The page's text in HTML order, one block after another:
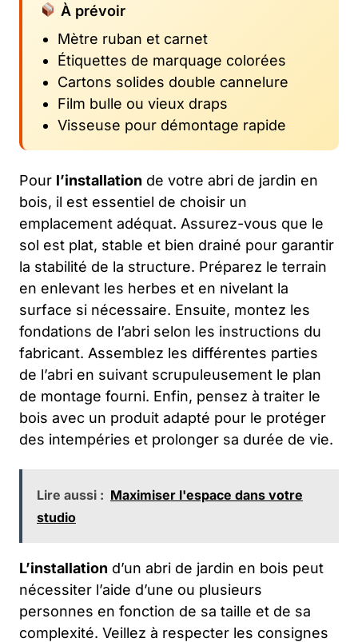
À prévoir
Mètre ruban et carnet
Étiquettes de marquage colorées
Cartons solides double cannelure
Film bulle ou vieux draps
Visseuse pour démontage rapide
Pour l’installation de votre abri de jardin en
bois, il est essentiel de choisir un
emplacement adéquat. Assurez-vous que le
sol est plat, stable et bien drainé pour garantir
la stabilité de la structure. Préparez le terrain
en enlevant les herbes et en nivelant la
surface si nécessaire. Ensuite, montez les
fondations de l’abri selon les instructions du
fabricant. Assemblez les différentes parties
de l’abri en suivant scrupuleusement le plan
de montage fourni. Enfin, pensez à traiter le
bois avec un produit adapté pour le protéger
des intempéries et prolonger sa durée de vie.
Lire aussi : Maximiser l'espace dans votre
studio
L’installation d’un abri de jardin en bois peut
nécessiter l’aide d’une ou plusieurs
personnes en fonction de sa taille et de sa
complexité. Veillez à respecter les consignes